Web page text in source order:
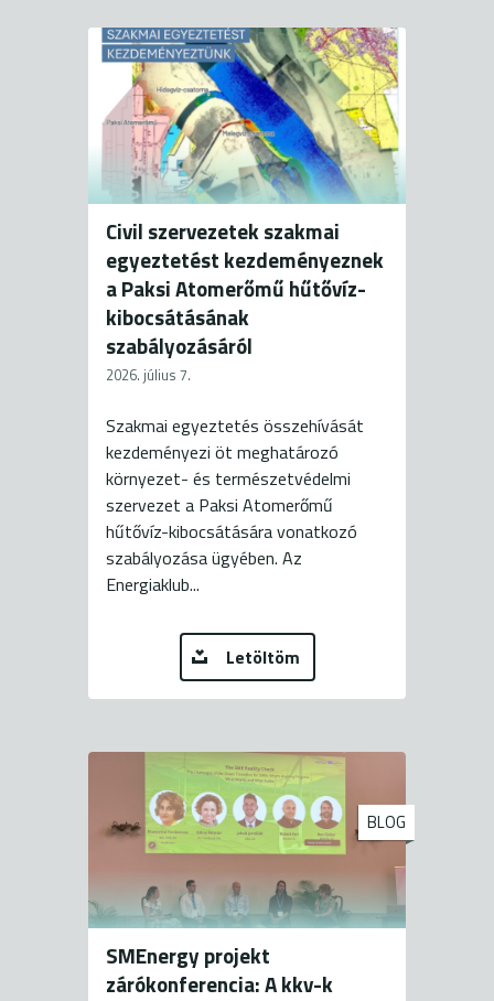
Civil szervezetek szakmai
egyeztetést kezdeményeznek
a Paksi Atomerőmű hűtővíz-
kibocsátásának
szabályozásáról
2026. július 7.
Szakmai egyeztetés összehívását
kezdeményezi öt meghatározó
környezet- és természetvédelmi
szervezet a Paksi Atomerőmű
hűtővíz-kibocsátására vonatkozó
szabályozása ügyében. Az
Energiaklub...
Letöltöm
BLOG
SMEnergy projekt
zárókonferencia: A kkv-k